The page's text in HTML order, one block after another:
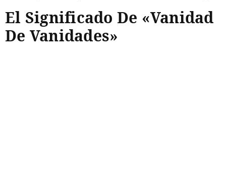
El Significado De «vanidad
De Vanidades»